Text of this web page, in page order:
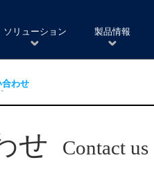
ソリューション 製品情報
合わせ
せ Contact us